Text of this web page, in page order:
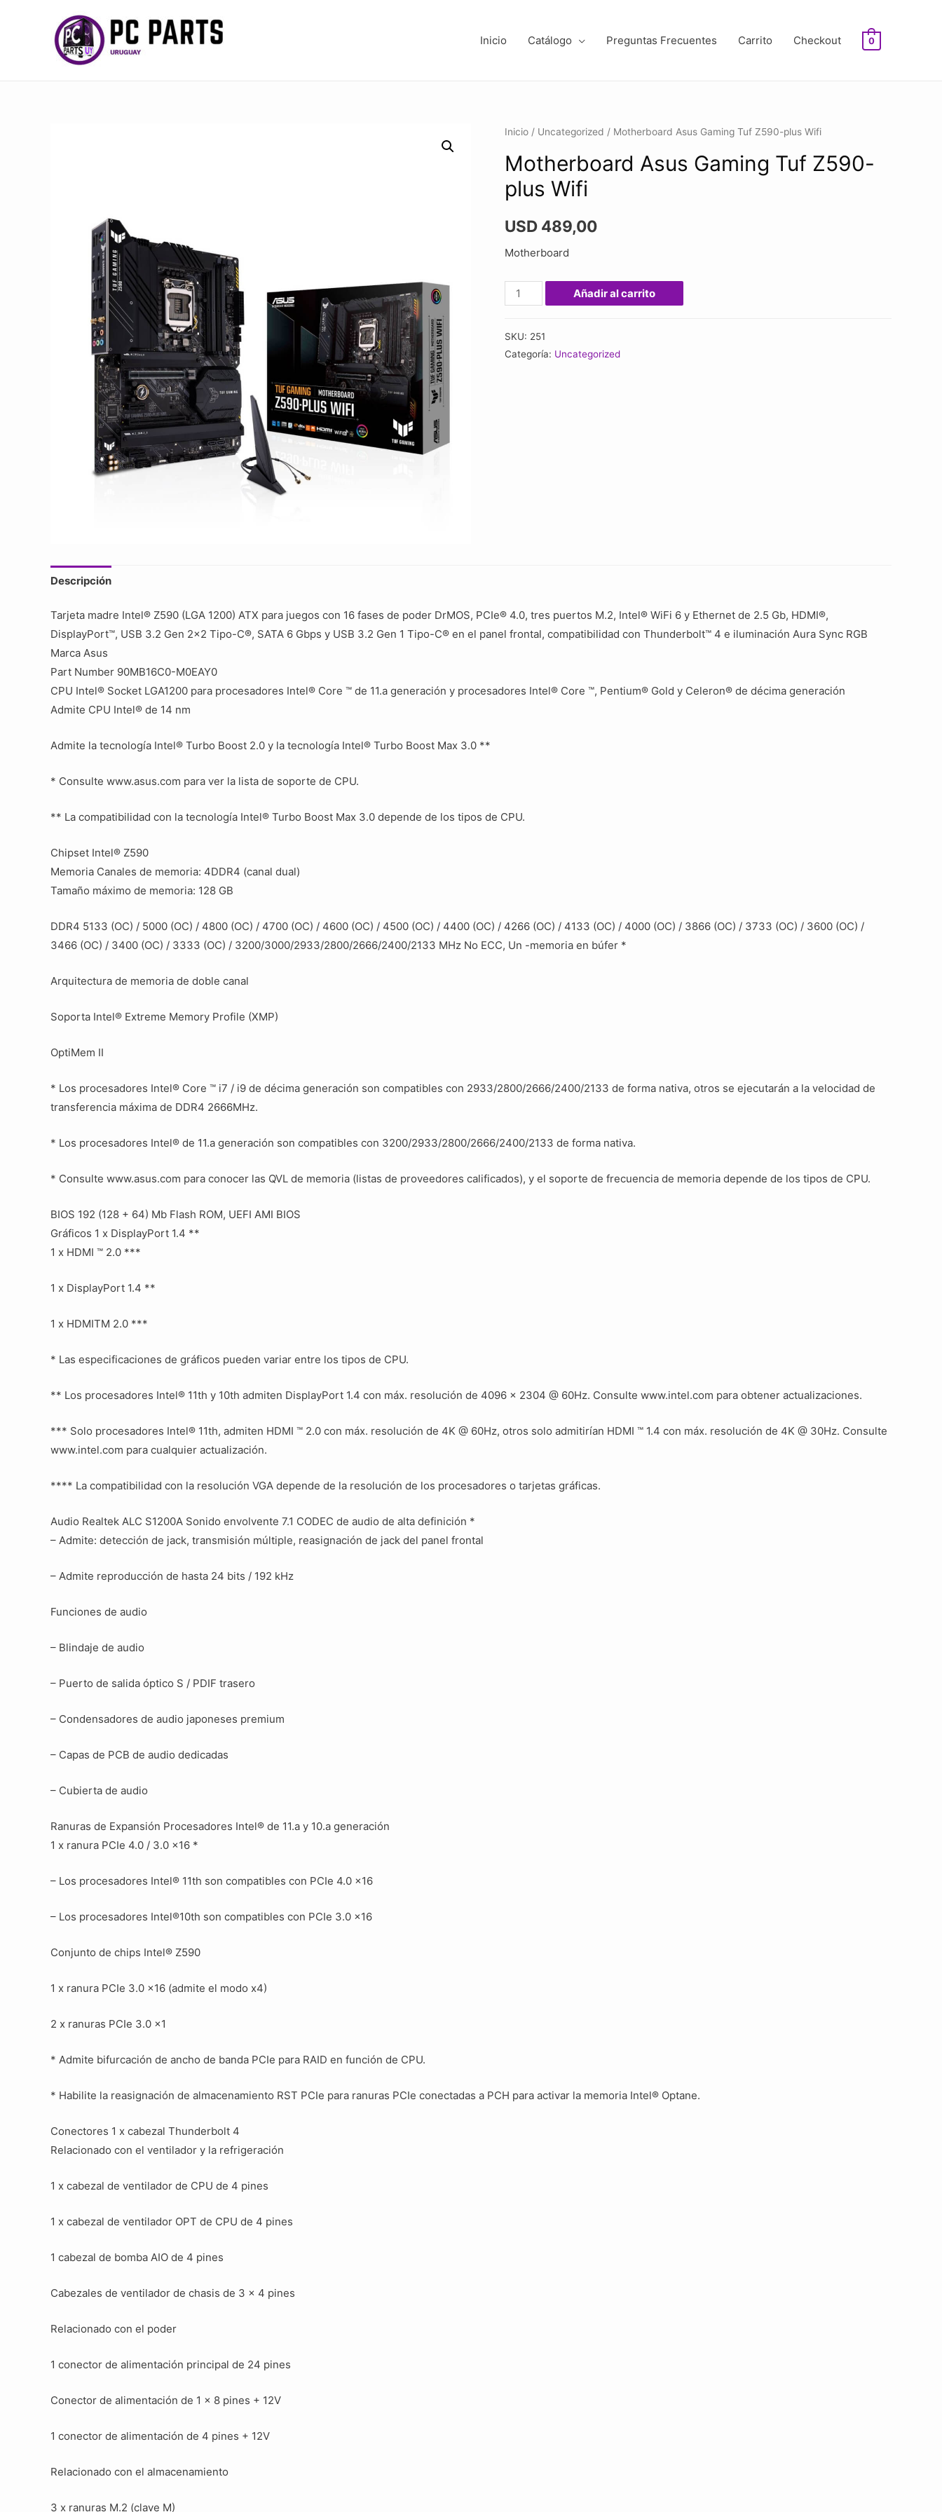
Inicio Catálogo Preguntas Frecuentes Carrito Checkout 0
Inicio / Uncategorized / Motherboard Asus Gaming Tuf Z590-plus Wifi
Motherboard Asus Gaming Tuf Z590-
plus Wifi
USD 489,00
Motherboard
Motherboard
Asus
Añadir al carrito
SKU: 251
Categoría: Uncategorized
Descripción
Tarjeta madre Intel® Z590 (LGA 1200) ATX para juegos con 16 fases de poder DrMOS, PCIe® 4.0, tres puertos M.2, Intel® WiFi 6 y Ethernet de 2.5 Gb, HDMI®,
DisplayPort™, USB 3.2 Gen 2×2 Tipo-C®, SATA 6 Gbps y USB 3.2 Gen 1 Tipo-C® en el panel frontal, compatibilidad con Thunderbolt™ 4 e iluminación Aura Sync RGB
Marca Asus
Part Number 90MB16C0-M0EAY0
CPU Intel® Socket LGA1200 para procesadores Intel® Core ™ de 11.a generación y procesadores Intel® Core ™, Pentium® Gold y Celeron® de décima generación
Admite CPU Intel® de 14 nm
Admite la tecnología Intel® Turbo Boost 2.0 y la tecnología Intel® Turbo Boost Max 3.0 **
* Consulte www.asus.com para ver la lista de soporte de CPU.
** La compatibilidad con la tecnología Intel® Turbo Boost Max 3.0 depende de los tipos de CPU.
Chipset Intel® Z590
Memoria Canales de memoria: 4DDR4 (canal dual)
Tamaño máximo de memoria: 128 GB
DDR4 5133 (OC) / 5000 (OC) / 4800 (OC) / 4700 (OC) / 4600 (OC) / 4500 (OC) / 4400 (OC) / 4266 (OC) / 4133 (OC) / 4000 (OC) / 3866 (OC) / 3733 (OC) / 3600 (OC) /
3466 (OC) / 3400 (OC) / 3333 (OC) / 3200/3000/2933/2800/2666/2400/2133 MHz No ECC, Un -memoria en búfer *
Arquitectura de memoria de doble canal
Soporta Intel® Extreme Memory Profile (XMP)
OptiMem II
* Los procesadores Intel® Core ™ i7 / i9 de décima generación son compatibles con 2933/2800/2666/2400/2133 de forma nativa, otros se ejecutarán a la velocidad de
transferencia máxima de DDR4 2666MHz.
* Los procesadores Intel® de 11.a generación son compatibles con 3200/2933/2800/2666/2400/2133 de forma nativa.
* Consulte www.asus.com para conocer las QVL de memoria (listas de proveedores calificados), y el soporte de frecuencia de memoria depende de los tipos de CPU.
BIOS 192 (128 + 64) Mb Flash ROM, UEFI AMI BIOS
Gráficos 1 x DisplayPort 1.4 **
1 x HDMI ™ 2.0 ***
1 x DisplayPort 1.4 **
1 x HDMITM 2.0 ***
* Las especificaciones de gráficos pueden variar entre los tipos de CPU.
** Los procesadores Intel® 11th y 10th admiten DisplayPort 1.4 con máx. resolución de 4096 x 2304 @ 60Hz. Consulte www.intel.com para obtener actualizaciones.
*** Solo procesadores Intel® 11th, admiten HDMI ™ 2.0 con máx. resolución de 4K @ 60Hz, otros solo admitirían HDMI ™ 1.4 con máx. resolución de 4K @ 30Hz. Consulte
www.intel.com para cualquier actualización.
**** La compatibilidad con la resolución VGA depende de la resolución de los procesadores o tarjetas gráficas.
Audio Realtek ALC S1200A Sonido envolvente 7.1 CODEC de audio de alta definición *
– Admite: detección de jack, transmisión múltiple, reasignación de jack del panel frontal
– Admite reproducción de hasta 24 bits / 192 kHz
Funciones de audio
– Blindaje de audio
– Puerto de salida óptico S / PDIF trasero
– Condensadores de audio japoneses premium
– Capas de PCB de audio dedicadas
– Cubierta de audio
Ranuras de Expansión Procesadores Intel® de 11.a y 10.a generación
1 x ranura PCIe 4.0 / 3.0 x16 *
– Los procesadores Intel® 11th son compatibles con PCIe 4.0 x16
– Los procesadores Intel®10th son compatibles con PCIe 3.0 x16
Conjunto de chips Intel® Z590
1 x ranura PCIe 3.0 x16 (admite el modo x4)
2 x ranuras PCIe 3.0 x1
* Admite bifurcación de ancho de banda PCIe para RAID en función de CPU.
* Habilite la reasignación de almacenamiento RST PCIe para ranuras PCIe conectadas a PCH para activar la memoria Intel® Optane.
Conectores 1 x cabezal Thunderbolt 4
Relacionado con el ventilador y la refrigeración
1 x cabezal de ventilador de CPU de 4 pines
1 x cabezal de ventilador OPT de CPU de 4 pines
1 cabezal de bomba AIO de 4 pines
Cabezales de ventilador de chasis de 3 x 4 pines
Relacionado con el poder
1 conector de alimentación principal de 24 pines
Conector de alimentación de 1 x 8 pines + 12V
1 conector de alimentación de 4 pines + 12V
Relacionado con el almacenamiento
3 x ranuras M.2 (clave M)